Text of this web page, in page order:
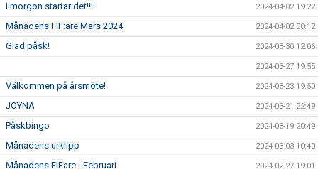
I morgon startar det!!! 2024-04-02 19:22
Månadens FIF:are Mars 2024 2024-04-02 00:12
Glad påsk! 2024-03-30 12:06
2024-03-27 19:55
Välkommen på årsmöte! 2024-03-23 19:50
JOYNA 2024-03-21 22:49
Påskbingo 2024-03-19 20:49
Månadens urklipp 2024-03-03 10:40
Månadens FIFare - Februari 2024-02-27 19:01